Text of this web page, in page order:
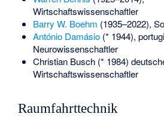
Wirtschaftswissenschaftler
Barry W. Boehm (1935–2022),
António Damásio(* 1944),
Neurowissenschaftler
Christian Busch(* 1984)
Wirtschaftswissenschaftler
Raumfahrttechnik